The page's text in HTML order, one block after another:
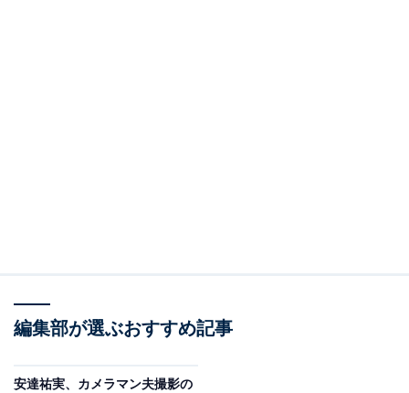
編集部が選ぶおすすめ記事
安達祐実、カメラマン夫撮影の